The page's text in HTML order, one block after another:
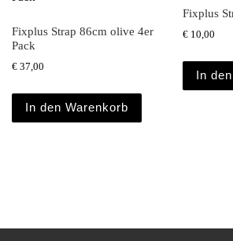
Fixplus Strap 86cm olive 4er
Pack
€ 37,00
In den Warenkorb
Fixplus
€ 10,00
In